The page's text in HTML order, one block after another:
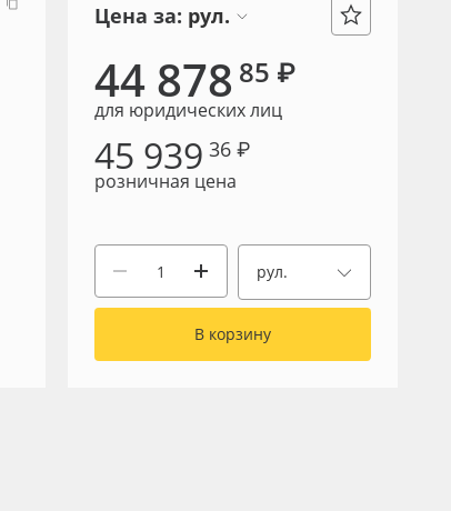
Цена за: рул.
44 878 85 ₽
для юридических лиц
45 939 36 ₽
розничная цена
рул.
В корзину